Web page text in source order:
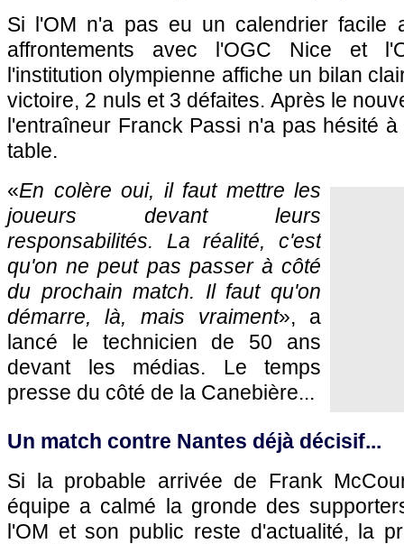
Si l'OM n'a pas eu un calendrier facile
affrontements avec l'OGC Nice et
l'institution olympienne affiche un bilan
victoire, 2 nuls et 3 défaites. Après le
l'entraîneur Franck Passi n'a pas hésité
table.
«En colère oui, il faut mettre les
joueurs devant leurs
responsabilités. La réalité, c'est
qu'on ne peut pas passer à côté
du prochain match. Il faut qu'on
démarre, là, mais vraiment», a
lancé le technicien de 50 ans
devant les médias. Le temps
presse du côté de la Canebière...
Un match contre Nantes déjà décisif...
Si la probable arrivée de Frank
équipe a calmé la gronde des
l'OM et son public reste d'actualité, la